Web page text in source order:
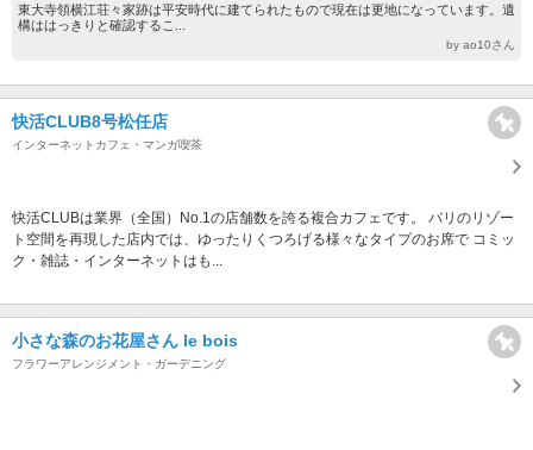
東大寺領横江荘々家跡は平安時代に建てられたもので現在は更地になっています。遺
構ははっきりと確認するこ...
by ao10さん
快活CLUB8号松任店
インターネットカフェ・マンガ喫茶
快活CLUBは業界（全国）No.1の店舗数を誇る複合カフェです。 バリのリゾー
ト空間を再現した店内では、ゆったりくつろげる様々なタイプのお席で コミッ
ク・雑誌・インターネットはも...
小さな森のお花屋さん le bois
フラワーアレンジメント・ガーデニング